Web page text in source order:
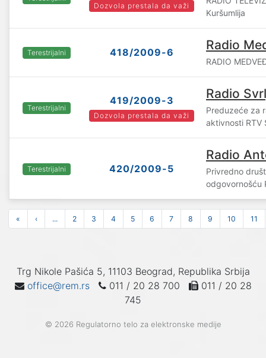
Dozvola prestala da važi
Kuršumlija
Terestrijalni 418/2009-6 Radio
RADIO
Terestrijalni
419/2009-3
Dozvola prestala da važi
Radio
Preduzeće za
aktivnosti RTV
Terestrijalni 420/2009-5
Radio
Privredno
odgovornošću
« ‹ ... 2 3 4 5 6 7 8 9 10 11
Trg Nikole Pašića 5, 11103 Beograd, Republika Srbija
office@rem.rs
011 / 20 28 700
011 / 20 28
745
© 2026 Regulatorno telo za elektronske medije